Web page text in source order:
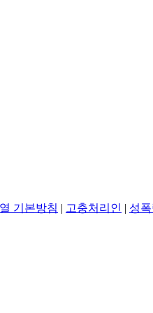
기본방침 | 고충처리인 | 성